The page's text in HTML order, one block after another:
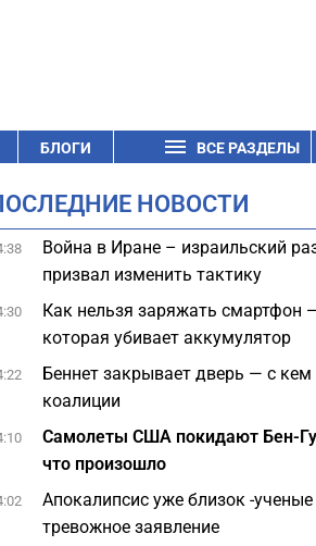
БЛОГИ ВСЕ РАЗДЕЛЫ
НОВОСТИ
Война в Иране – израильский
призвал изменить тактику
Как нельзя заряжать смартфон
которая убивает аккумулятор
Беннет закрывает дверь — с кем
коалиции
Самолеты США покидают Бен-
что произошло
Апокалипсис уже близок -
тревожное заявление